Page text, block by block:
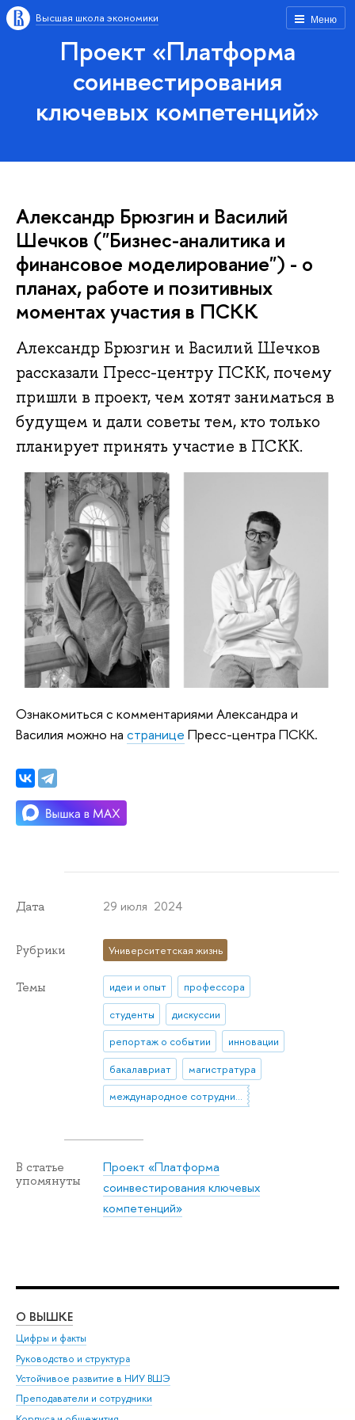
Меню
Высшая школа экономики
Проект «Платформа
соинвестирования
ключевых компетенций»
Александр Брюзгин и Василий
Шечков ("Бизнес-аналитика и
финансовое моделирование") - о
планах, работе и позитивных
моментах участия в ПСКК
Александр Брюзгин и Василий Шечков
рассказали Пресс-центру ПСКК, почему
пришли в проект, чем хотят заниматься в
будущем и дали советы тем, кто только
планирует принять участие в ПСКК.
Ознакомиться с комментариями Александра и
Василия можно на странице Пресс-центра ПСКК.
Дата 29 июля 2024
Рубрики Университетская жизнь
Темы идеи и опыт
профессора
студенты
дискуссии
репортаж о событии
инновации
бакалавриат
магистратура
международное сотрудничество
В статье
упомянуты
Проект «Платформа
соинвестирования ключевых
компетенций»
О ВЫШКЕ
Цифры и факты
Руководство и структура
Устойчивое развитие в НИУ ВШЭ
Преподаватели и сотрудники